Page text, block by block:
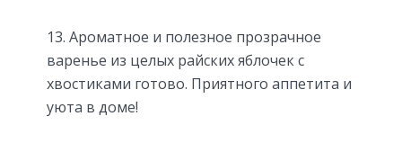
13. Ароматное и полезное прозрачное
варенье из целых райских яблочек с
хвостиками готово. Приятного аппетита и
уюта в доме!